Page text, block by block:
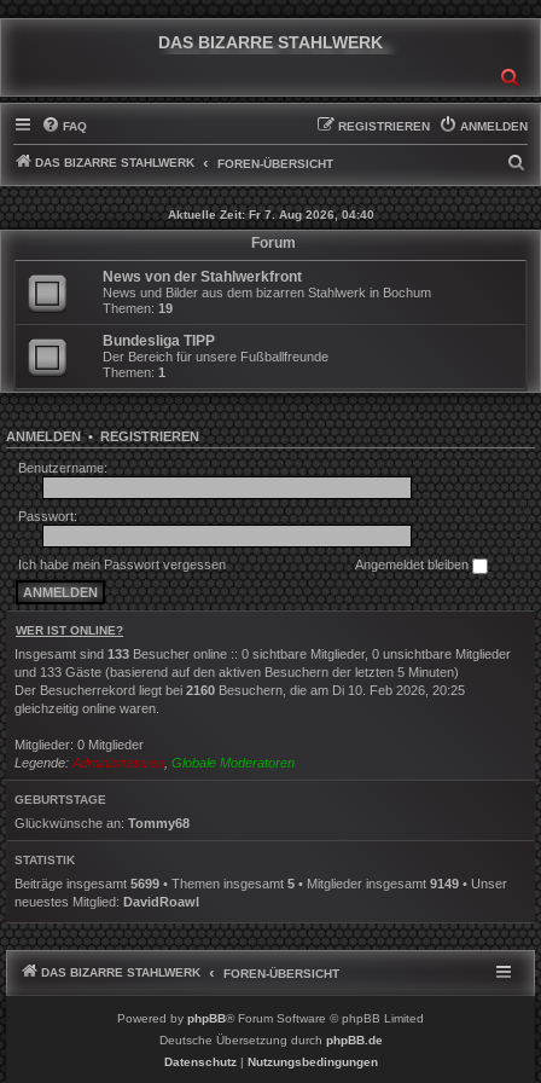
DAS BIZARRE STAHLWERK
FAQ ANMELDEN
REGISTRIEREN
DAS BIZARRE STAHLWERK FOREN-ÜBERSICHT
U
C
Aktuelle Zeit: Fr 7. Aug 2026, 04:40
Forum
News von der Stahlwerkfront
News und Bilder aus dem bizarren Stahlwerk in Bochum
Themen: 19
Bundesliga TIPP
Der Bereich für unsere Fußballfreunde
Themen: 1
ANMELDEN•REGISTRIEREN
Benutzername:
Passwort:
Ich habe mein Passwort vergessen Angemeldet bleiben
WER IST ONLINE?
Insgesamt sind 133 Besucher online :: 0 sichtbare Mitglieder, 0 unsichtbare Mitglieder
und 133 Gäste (basierend auf den aktiven Besuchern der letzten 5 Minuten)
Der Besucherrekord liegt bei 2160 Besuchern, die am Di 10. Feb 2026, 20:25
gleichzeitig online waren.
Mitglieder: 0 Mitglieder
Legende: Administratoren Globale Moderatoren
GEBURTSTAGE
Glückwünsche an: Tommy68
STATISTIK
Beiträge insgesamt 5699 • Themen insgesamt 5 • Mitglieder insgesamt 9149 • Unser
neuestes Mitglied: DavidRoawl
DAS BIZARRE STAHLWERK FOREN-ÜBERSICHT
Powered by phpBB® Forum Software © phpBB Limited
Deutsche Übersetzung durch phpBB.de
Datenschutz| Nutzungsbedingungen